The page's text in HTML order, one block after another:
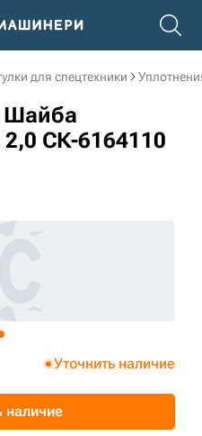
для спецтехники
Шайба
2,0 СК-6164110
Уточнить наличие
наличие